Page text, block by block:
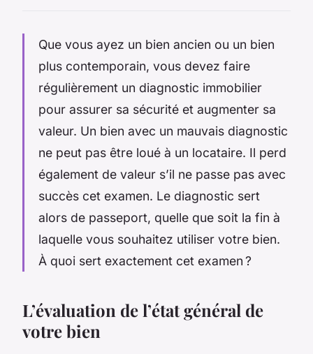
Que vous ayez un bien ancien ou un bien
plus contemporain, vous devez faire
régulièrement un diagnostic immobilier
pour assurer sa sécurité et augmenter sa
valeur. Un bien avec un mauvais diagnostic
ne peut pas être loué à un locataire. Il perd
également de valeur s’il ne passe pas avec
succès cet examen. Le diagnostic sert
alors de passeport, quelle que soit la fin à
laquelle vous souhaitez utiliser votre bien.
À quoi sert exactement cet examen ?
L’évaluation de l’état général de
votre bien